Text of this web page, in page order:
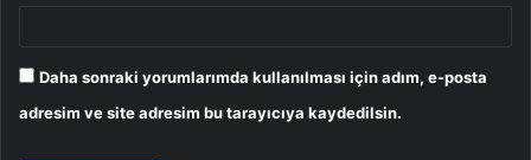
Daha sonraki yorumlarımda kullanılması için adım, e-posta
adresim ve site adresim bu tarayıcıya kaydedilsin.